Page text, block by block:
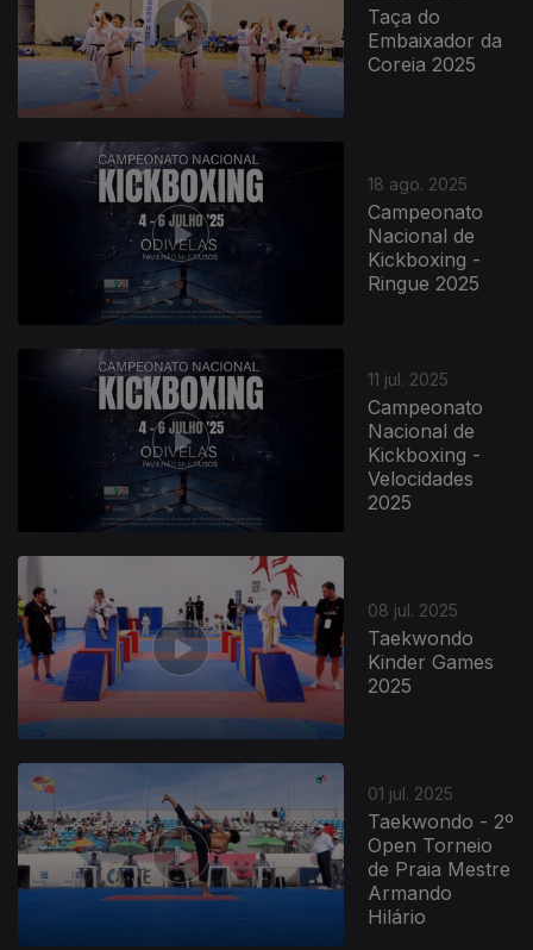
Taça do
Embaixador da
Coreia 2025
18 ago. 2025
Campeonato
Nacional de
Kickboxing -
Ringue 2025
11 jul. 2025
Campeonato
Nacional de
Kickboxing -
Velocidades
2025
08 jul. 2025
Taekwondo
Kinder Games
2025
01 jul. 2025
Taekwondo - 2º
Open Torneio
de Praia Mestre
Armando
Hilário